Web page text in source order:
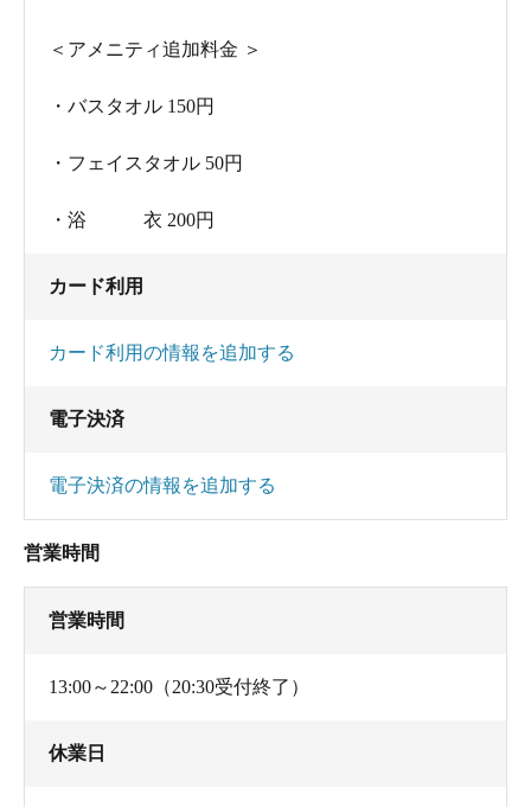
＜アメニティ追加料金 ＞
・バスタオル 150円
・フェイスタオル 50円
・浴 衣 200円
カード利用
カード利用の情報を追加する
電子決済
電子決済の情報を追加する
営業時間
営業時間
13:00～22:00（20:30受付終了）
休業日